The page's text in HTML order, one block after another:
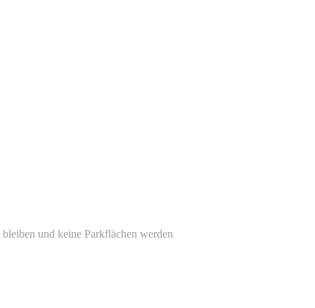
und keine Parkflächen werden